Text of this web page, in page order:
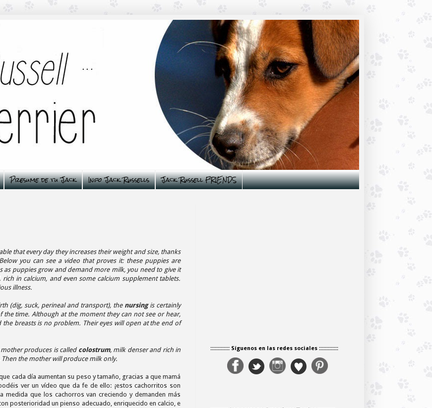
Presume de tu Jack Info Jack Russells Jack Russell FRIENDS
that every day they increases their weight and size, thanks
you can see a video that proves it: these puppies are
puppies grow and demand more milk, you need to give it
in calcium, and even some calcium supplement tablets.
illness.
(dig, suck, perineal and transport), the nursingis certainly
time. Although at the moment they can not see or hear,
breasts is no problem. Their eyes will open at the end of
produces is called colostrum, milk denser and rich in
the mother will produce milk only.
cada día aumentan su peso y tamaño, gracias a que mamá
ver un vídeo que da fe de ello: ¡estos cachorritos son
medida que los cachorros van creciendo y demanden más
posterioridad un pienso adecuado, enriquecido en calcio, e
::::::::::::: Síguenos en las redes sociales :::::::::::::